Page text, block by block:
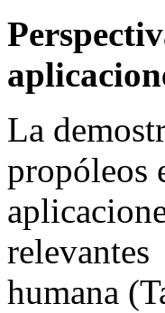
La
propóleos
humana